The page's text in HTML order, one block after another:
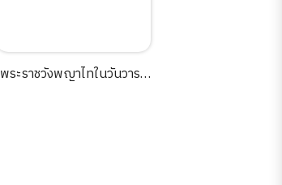
พระราชวังพญาไทในวันวารห้า